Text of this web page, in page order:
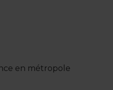
en métropole